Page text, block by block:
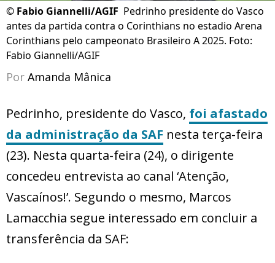
© Fabio Giannelli/AGIF Pedrinho presidente do Vasco
antes da partida contra o Corinthians no estadio Arena
Corinthians pelo campeonato Brasileiro A 2025. Foto:
Fabio Giannelli/AGIF
Por Amanda Mânica
Pedrinho, presidente do Vasco, foi afastado
da administração da SAF nesta terça-feira
(23). Nesta quarta-feira (24), o dirigente
concedeu entrevista ao canal ‘Atenção,
Vascaínos!’. Segundo o mesmo, Marcos
Lamacchia segue interessado em concluir a
transferência da SAF: